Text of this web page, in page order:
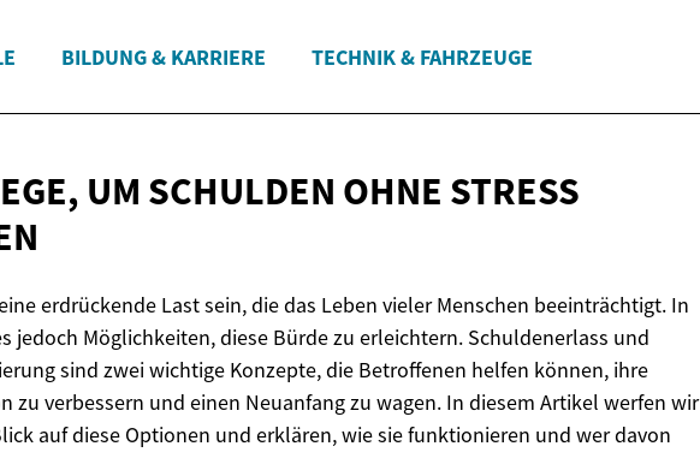
BILDUNG & KARRIERE TECHNIK & FAHRZEUGE
UM SCHULDEN OHNE STRESS
erdrückende Last sein, die das Leben vieler Menschen beeinträchtigt. In
jedoch Möglichkeiten, diese Bürde zu erleichtern. Schuldenerlass und
sind zwei wichtige Konzepte, die Betroffenen helfen können, ihre
zu verbessern und einen Neuanfang zu wagen. In diesem Artikel werfen wir
auf diese Optionen und erklären, wie sie funktionieren und wer davon